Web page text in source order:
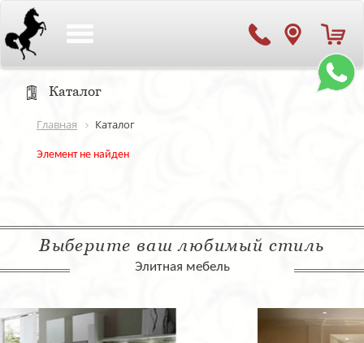
Каталог
Главная Каталог
Элемент не найден
Выберите ваш любимый стиль
Элитная мебель